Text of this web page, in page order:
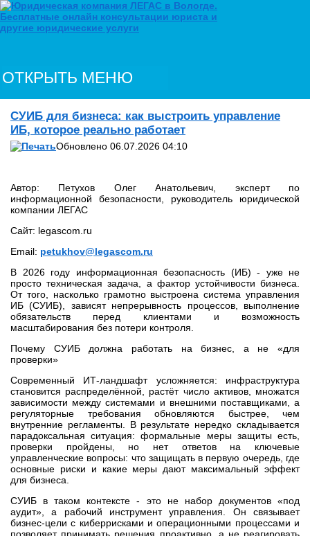
ОТКРЫТЬ МЕНЮ
СУИБ для бизнеса: как выстроить управление
ИБ, которое реально работает
Обновлено 06.07.2026 04:10
Автор: Петухов Олег Анатольевич, эксперт по
информационной безопасности, руководитель юридической
компании ЛЕГАС
Сайт: legascom.ru
Email: petukhov@legascom.ru
В 2026 году информационная безопасность (ИБ) - уже не
просто техническая задача, а фактор устойчивости бизнеса.
От того, насколько грамотно выстроена система управления
ИБ (СУИБ), зависят непрерывность процессов, выполнение
обязательств перед клиентами и возможность
масштабирования без потери контроля.
Почему СУИБ должна работать на бизнес, а не «для
проверки»
Современный ИТ‑ландшафт усложняется: инфраструктура
становится распределённой, растёт число активов, множатся
зависимости между системами и внешними поставщиками, а
регуляторные требования обновляются быстрее, чем
внутренние регламенты. В результате нередко складывается
парадоксальная ситуация: формальные меры защиты есть,
проверки пройдены, но нет ответов на ключевые
управленческие вопросы: что защищать в первую очередь, где
основные риски и какие меры дают максимальный эффект
для бизнеса.
СУИБ в таком контексте - это не набор документов «под
аудит», а рабочий инструмент управления. Он связывает
бизнес‑цели с киберрисками и операционными процессами и